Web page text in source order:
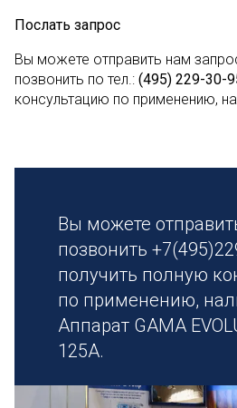
Послать запрос
Вы можете отправить нам
позвонить по тел.: (495) 229-30-
консультацию по применению,
Вы можете
позвонить
получить полную
по применению,
Аппарат GAMA
125A.